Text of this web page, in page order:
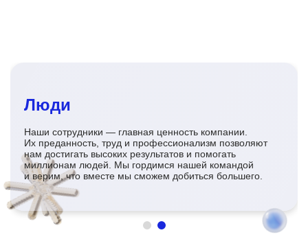
Люди
Наши сотрудники — главная ценность компании.
Их преданность, труд и профессионализм позволяют
нам достигать высоких результатов и помогать
миллионам людей. Мы гордимся нашей командой
и верим, что вместе мы сможем добиться большего.